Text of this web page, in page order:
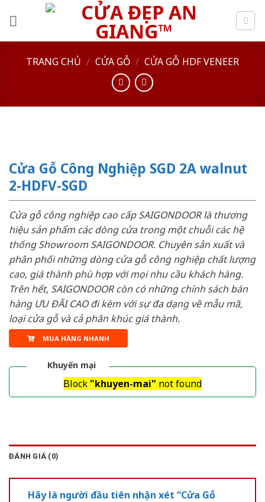
TRANG CHỦ / CỬA GỖ / CỬA GỖ HDF VENEER
Cửa Gỗ Công Nghiệp SGD 2A walnut
2-HDFV-SGD
Cửa gỗ công nghiệp cao cấp SAIGONDOOR là thương
hiệu sản phẩm các dòng cửa trong một chuỗi các hệ
thống Showroom SAIGONDOOR. Chuyên sản xuất và
phân phối những dòng cửa gỗ công nghiệp chất lượng
cao, giá thành phù hợp với mọi nhu cầu khách hàng.
Trên hết, SAIGONDOOR còn có những chính sách bán
hàng ƯU ĐÃI CAO đi kèm với sự đa dạng về mẫu mã,
loại cửa gỗ và cả phân khúc giá thành.
MUA HÀNG NHANH
Khuyến mại
Block "khuyen-mai" not found
ĐÁNH GIÁ (0)
Hãy là người đầu tiên nhận xét “Cửa Gỗ